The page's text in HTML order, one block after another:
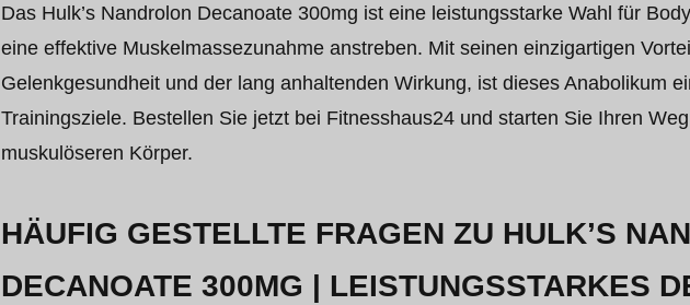
Das Hulk’s Nandrolon Decanoate 300mg ist eine leistungsstarke Wahl für
eine effektive Muskelmassezunahme anstreben. Mit seinen einzigartigen
Gelenkgesundheit und der lang anhaltenden Wirkung, ist dieses Anabolikum
Trainingsziele. Bestellen Sie jetzt bei Fitnesshaus24 und starten Sie Ihren
muskulöseren Körper.
HÄUFIG GESTELLTE FRAGEN ZU HULK’S
DECANOATE 300MG | LEISTUNGSSTARKES